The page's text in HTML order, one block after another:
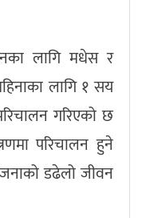
लागि मधेस र
लागि १ सय
गरिएको छ
परिचालन हुने
डढेलो जीवन